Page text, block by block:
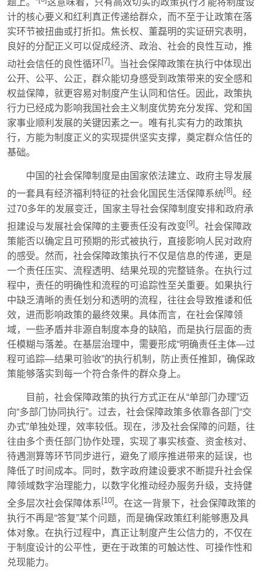
题上。”
这意味着，只有高效切实的政策执行才能将制度设
计的核心要义和红利真正传递给群众，而不至于让政策在落
实环节被扭曲或打折扣。焦长权、董磊明的实证研究表明，
良好的分配正义可以促成经济、政治、社会的良性互动，推
动社会信任的良性循环 [7]。当社会保障政策在执行中体现出
公开、公平、公正，群众能切身感受到政策带来的安全感和
权益保障，就更容易对制度产生认同和信任。因此，政策执
行力已经成为影响我国社会主义制度优势充分发挥、党和国
家事业顺利发展的关键因素之一。唯有扎实有力的政策执
行，方能为制度正义的实现提供坚实支撑，奠定群众信任的
基础。
中国的社会保障制度是由国家依法建立、政府主导发展
的一套具有经济福利特征的社会化国民生活保障系统[8]。经
过70多年的发展变迁，国家主导社会保障制度安排和政府承
担建设与发展社会保障的主要责任没有改变[9]。社会保障政
策能否以确定且可预期的形式被执行，直接影响人民对政府
的感受。然而，社会保障政策执行不仅是信息的传递，更是
一个责任压实、流程透明、结果兑现的完整链条。在执行过
程中，责任的明确性和流程的可追踪性至关重要。如果执行
中缺乏清晰的责任划分和透明的流程，往往会导致推诿和低
效，进而影响政策的最终效果。具体而言，在社会保障领
域，一些矛盾并非源自制度本身的缺陷，而是执行层面的责
任模糊与落差。在基层治理中，需要形成“明确责任主体—过
程可追踪—结果可验收”的执行机制，防止责任推卸，确保政
策能够落实到每一个符合条件的群众身上。
目前，社会保障政策的执行方式正在从“单部门办理”迈
向“多部门协同执行”。过去，社会保障政策多依靠各部门“交
办式”单独处理，效率较低。现在，涉及社会保障的问题，往
往由多个责任部门协作处理，实现了事实核查、资金核对、
待遇测算等环节同步进行，避免了顺序推进带来的延误，也
降低了时间成本。同时，数字政府建设要求不断提升社会保
障领域数字治理能力，以数字化推动经办服务升级，支持健
全多层次社会保障体系 [10]。在这一背景下，社会保障政策的
执行不再是“答复”某个问题，而是确保政策红利能够惠及具
体对象。在执行过程中，真正让制度产生公信力的，不仅在
于制度设计的公平性，更在于政策的可触达性、可操作性和
兑现能力。